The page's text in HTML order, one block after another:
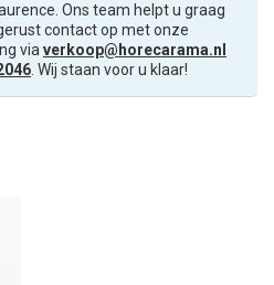
Ons team helpt u graag
contact op met onze
viaverkoop@horecarama.nl
. Wij staan voor u klaar!